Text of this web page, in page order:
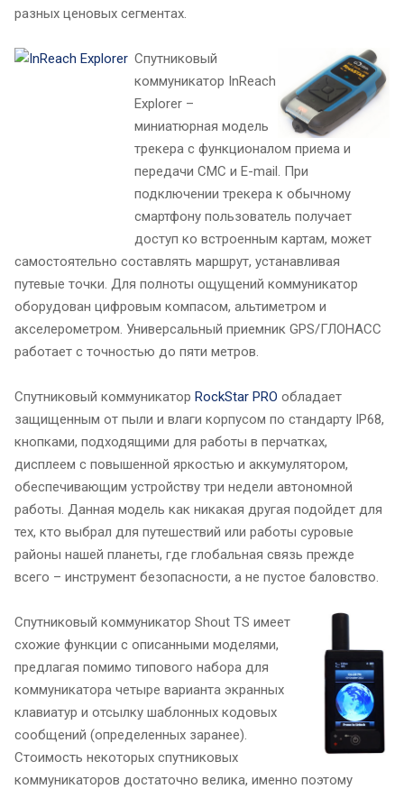
разных ценовых сегментах.
Спутниковый
коммуникатор InReach
Explorer –
миниатюрная модель
трекера с функционалом приема и
передачи СМС и E-mail. При
подключении трекера к обычному
смартфону пользователь получает
доступ ко встроенным картам, может
самостоятельно составлять маршрут, устанавливая
путевые точки. Для полноты ощущений коммуникатор
оборудован цифровым компасом, альтиметром и
акселерометром. Универсальный приемник GPS/ГЛОНАСС
работает с точностью до пяти метров.
Спутниковый коммуникатор RockStar PRO обладает
защищенным от пыли и влаги корпусом по стандарту IP68,
кнопками, подходящими для работы в перчатках,
дисплеем с повышенной яркостью и аккумулятором,
обеспечивающим устройству три недели автономной
работы. Данная модель как никакая другая подойдет для
тех, кто выбрал для путешествий или работы суровые
районы нашей планеты, где глобальная связь прежде
всего – инструмент безопасности, а не пустое баловство.
Спутниковый коммуникатор Shout TS имеет
схожие функции с описанными моделями,
предлагая помимо типового набора для
коммуникатора четыре варианта экранных
клавиатур и отсылку шаблонных кодовых
сообщений (определенных заранее).
Стоимость некоторых спутниковых
коммуникаторов достаточно велика, именно поэтому